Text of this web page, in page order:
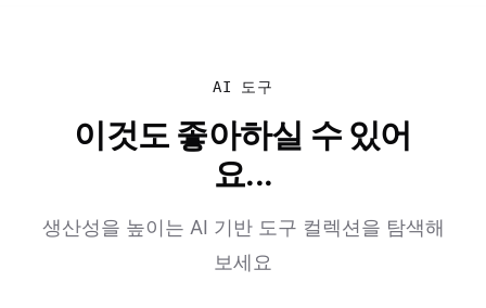
AI 도구
이것도 좋아하실 수 있어
요...
생산성을 높이는 AI 기반 도구 컬렉션을 탐색해
보세요